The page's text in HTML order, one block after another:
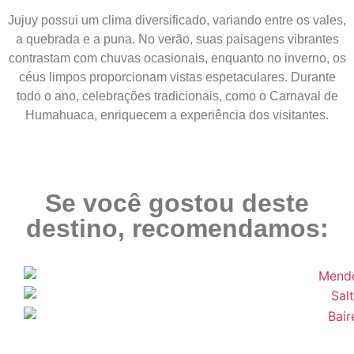
Jujuy possui um clima diversificado, variando entre os vales,
a quebrada e a puna. No verão, suas paisagens vibrantes
contrastam com chuvas ocasionais, enquanto no inverno, os
céus limpos proporcionam vistas espetaculares. Durante
todo o ano, celebrações tradicionais, como o Carnaval de
Humahuaca, enriquecem a experiência dos visitantes.
Se você gostou deste
destino, recomendamos: